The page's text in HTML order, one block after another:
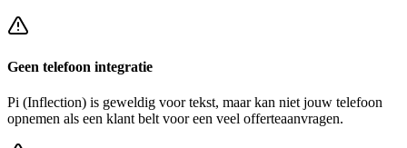
Geen telefoon integratie
Pi (Inflection) is geweldig voor tekst, maar kan niet jouw telefoon
opnemen als een klant belt voor een veel offerteaanvragen.